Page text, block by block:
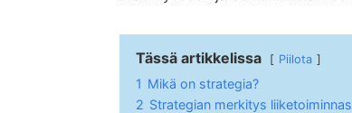
Tässä artikkelissa Piilota
1 Mikä on strategia?
2 Strategian merkitys